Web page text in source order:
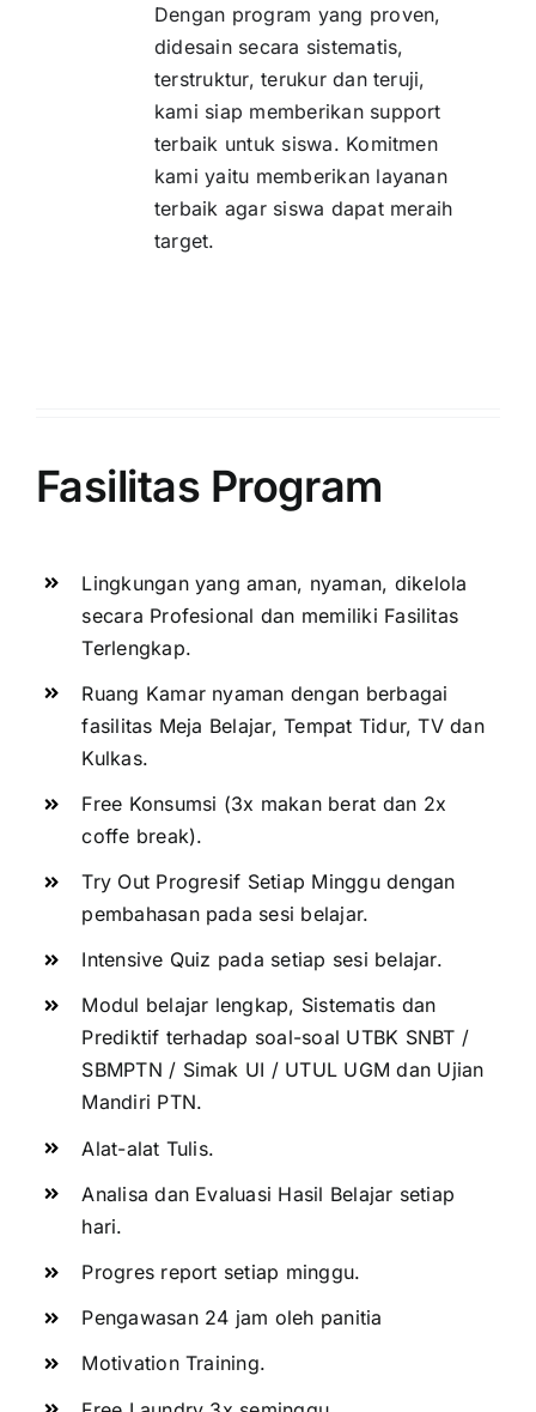
Dengan program yang proven,
didesain secara sistematis,
terstruktur, terukur dan teruji,
kami siap memberikan support
terbaik untuk siswa. Komitmen
kami yaitu memberikan layanan
terbaik agar siswa dapat meraih
target.
Fasilitas Program
Lingkungan yang aman, nyaman, dikelola
secara Profesional dan memiliki Fasilitas
Terlengkap.
Ruang Kamar nyaman dengan berbagai
fasilitas Meja Belajar, Tempat Tidur, TV dan
Kulkas.
Free Konsumsi (3x makan berat dan 2x
coffe break).
Try Out Progresif Setiap Minggu dengan
pembahasan pada sesi belajar.
Intensive Quiz pada setiap sesi belajar.
Modul belajar lengkap, Sistematis dan
Prediktif terhadap soal-soal UTBK SNBT /
SBMPTN / Simak UI / UTUL UGM dan Ujian
Mandiri PTN.
Alat-alat Tulis.
Analisa dan Evaluasi Hasil Belajar setiap
hari.
Progres report setiap minggu.
Pengawasan 24 jam oleh panitia
Motivation Training.